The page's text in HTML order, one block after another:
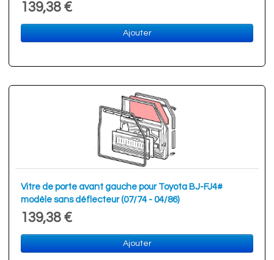
139,38 €
Ajouter
Vitre de porte avant gauche pour Toyota BJ-FJ4#
modèle sans déflecteur (07/74 - 04/86)
139,38 €
Ajouter